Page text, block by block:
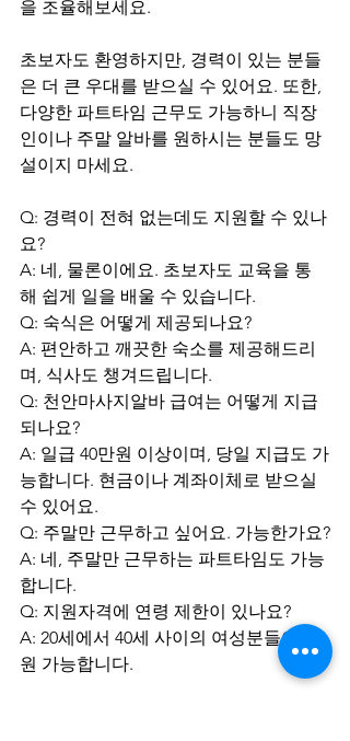
을 조율해보세요.
초보자도 환영하지만, 경력이 있는 분들
은 더 큰 우대를 받으실 수 있어요. 또한,
다양한 파트타임 근무도 가능하니 직장
인이나 주말 알바를 원하시는 분들도 망
설이지 마세요.
Q: 경력이 전혀 없는데도 지원할 수 있나
요?
A: 네, 물론이에요. 초보자도 교육을 통
해 쉽게 일을 배울 수 있습니다.
Q: 숙식은 어떻게 제공되나요?
A: 편안하고 깨끗한 숙소를 제공해드리
며, 식사도 챙겨드립니다.
Q: 천안마사지알바 급여는 어떻게 지급
되나요?
A: 일급 40만원 이상이며, 당일 지급도 가
능합니다. 현금이나 계좌이체로 받으실
수 있어요.
Q: 주말만 근무하고 싶어요. 가능한가요?
A: 네, 주말만 근무하는 파트타임도 가능
합니다.
Q: 지원자격에 연령 제한이 있나요?
A: 20세에서 40세 사이의 여성분들이 지
원 가능합니다.